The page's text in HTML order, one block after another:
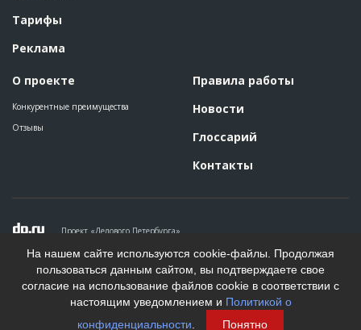
Тарифы
Реклама
О проекте
Конкурентные преимущества
Отзывы
Правила работы
Новости
Глоссарий
Контакты
Проект «Делового Петербурга»
Политика конфиденциальности
Пользовательское соглашение
На информационном ресурсе применяются рекомендательные
технологии. Подробнее.
Создание сайта
На нашем сайте используются cookie-файлы. Продолжая
пользоваться данным сайтом, вы подтверждаете свое
согласие на использование файлов cookie в соответствии с
настоящим уведомлением и Политикой о
конфиденциальности
Понятно